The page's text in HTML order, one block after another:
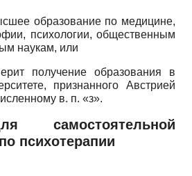
образование по медицине,
психологии, общественным
наукам, или
образования в
признанного Австрией
в. п. «з».
самостоятельной
психотерапии